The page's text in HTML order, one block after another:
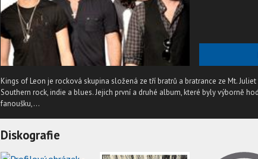
Kings of Leon je rocková skupina složená ze tří bratrů a bratrance ze Mt.
Southern rock, indie a blues. Jejich první a druhé album, které byly výborně
fanoušku,...
Diskografie